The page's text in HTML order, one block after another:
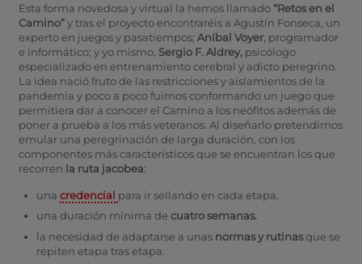
Esta forma novedosa y virtual la hemos llamado “Retos en el
Camino”y tras el proyecto encontraréis a Agustín Fonseca, un
experto en juegos y pasatiempos; Aníbal Voyer, programador
e informático; y yo mismo, Sergio F. Aldrey,psicólogo
especializado en entrenamiento cerebral y adicto peregrino.
La idea nació fruto de las restricciones y aislamientos de la
pandemia y poco a poco fuimos conformando un juego que
permitiera dar a conocer el Camino a los neófitos además de
poner a prueba a los más veteranos. Al diseñarlo pretendimos
emular una peregrinación de larga duración, con los
componentes más característicos que se encuentran los que
recorren la ruta jacobea:
una credencial para ir sellando en cada etapa.
una duración mínima de cuatro semanas.
la necesidad de adaptarse a unas normas y rutinasque se
repiten etapa tras etapa.